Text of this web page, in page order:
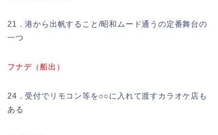
21．港から出帆すること/昭和ムード通うの定番舞台の
一つ
フナデ（船出）
24．受付でリモコン等を○○に入れて渡すカラオケ店も
ある